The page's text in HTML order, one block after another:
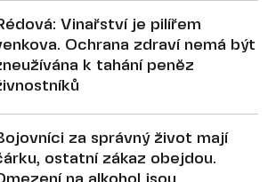
Vinařství je pilířem
Ochrana zdraví nemá být
k tahání peněz
za správný život mají
ostatní zákaz obejdou.